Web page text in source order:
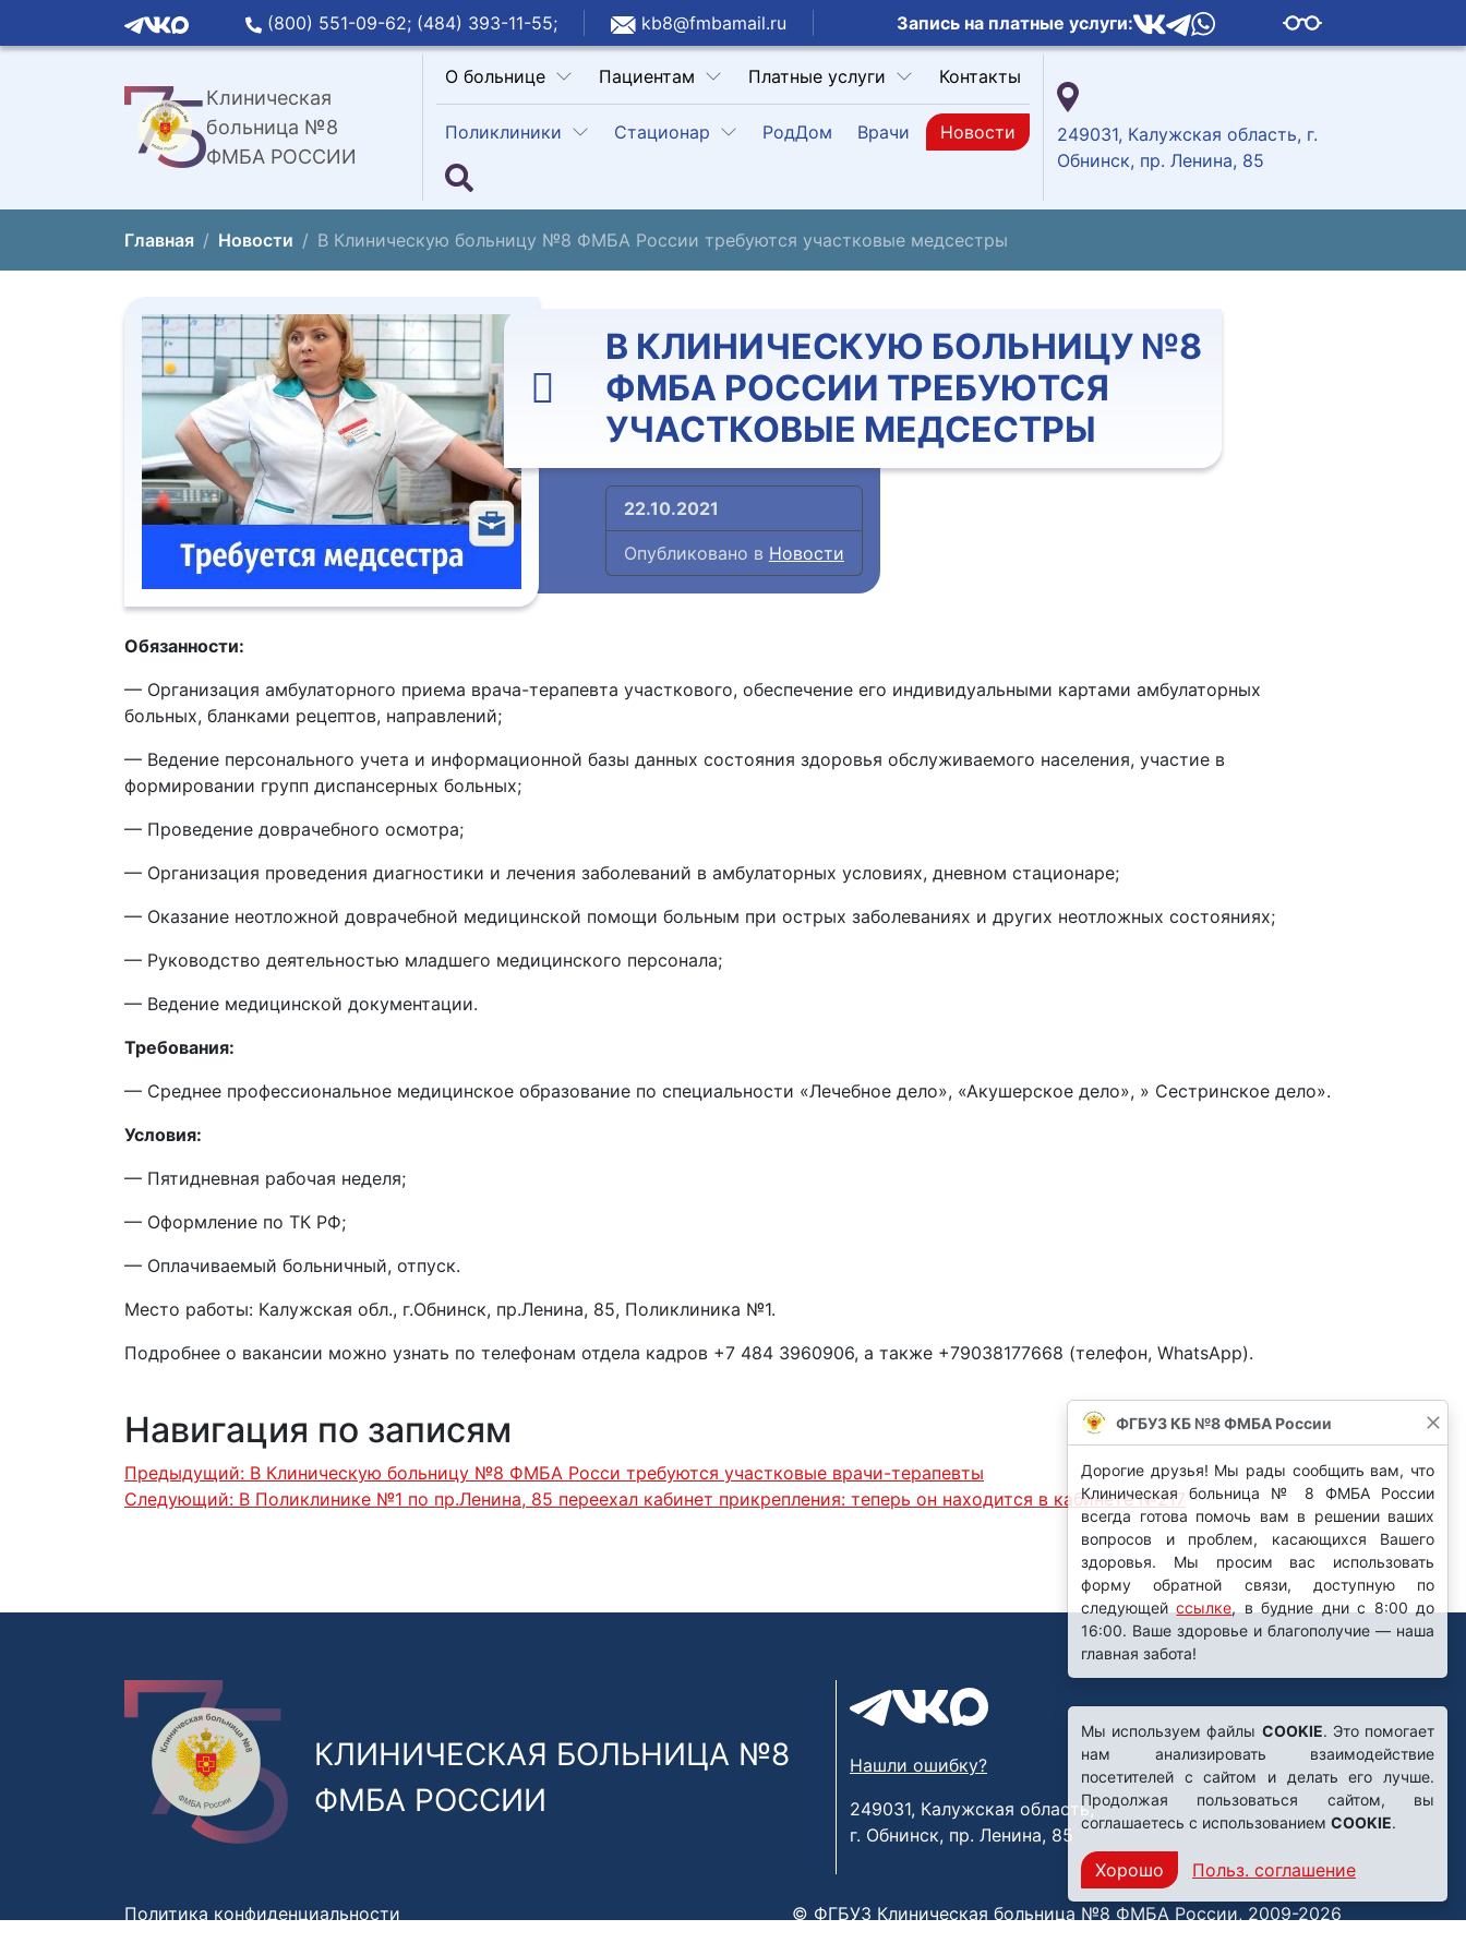
(800) 551-09-62; (484) 393-11-55; kb8@fmbamail.ru Запись на платные услуги:
Клиническая
больница №8
ФМБА РОССИИ
О больнице Пациентам Платные услуги Контакты
Поликлиники Стационар РодДом Врачи Новости
249031, Калужская область, г.
Обнинск, пр. Ленина, 85
Главная Новости В Клиническую больницу №8 ФМБА России требуются участковые медсестры
В КЛИНИЧЕСКУЮ БОЛЬНИЦУ №8
ФМБА РОССИИ ТРЕБУЮТСЯ
УЧАСТКОВЫЕ МЕДСЕСТРЫ
22.10.2021
Опубликовано в Новости
Обязанности:
— Организация амбулаторного приема врача-терапевта участкового, обеспечение его индивидуальными картами амбулаторных
больных, бланками рецептов, направлений;
— Ведение персонального учета и информационной базы данных состояния здоровья обслуживаемого населения, участие в
формировании групп диспансерных больных;
— Проведение доврачебного осмотра;
— Организация проведения диагностики и лечения заболеваний в амбулаторных условиях, дневном стационаре;
— Оказание неотложной доврачебной медицинской помощи больным при острых заболеваниях и других неотложных состояниях;
— Руководство деятельностью младшего медицинского персонала;
— Ведение медицинской документации.
Требования:
— Среднее профессиональное медицинское образование по специальности «Лечебное дело», «Акушерское дело», » Сестринское дело».
Условия:
— Пятидневная рабочая неделя;
— Оформление по ТК РФ;
— Оплачиваемый больничный, отпуск.
Место работы: Калужская обл., г.Обнинск, пр.Ленина, 85, Поликлиника №1.
Подробнее о вакансии можно узнать по телефонам отдела кадров +7 484 3960906, а также +79038177668 (телефон, WhatsApp).
Навигация по записям
Предыдущий: В Клиническую больницу №8 ФМБА Росси требуются участковые врачи-терапевты
Следующий: В Поликлинике №1 по пр.Ленина, 85 переехал кабинет прикрепления: теперь он находится в кабинете №217
КЛИНИЧЕСКАЯ БОЛЬНИЦА №8
ФМБА РОССИИ
Нашли ошибку?
249031, Калужская область,
г. Обнинск, пр. Ленина, 85
Политика конфиденциальности
© ФГБУЗ Клиническая больница №8 ФМБА России, 2009-2026
Мы используем файлы COOKIE. Это помогает
нам анализировать взаимодействие
посетителей с сайтом и делать его лучше.
Продолжая пользоваться сайтом, вы
соглашаетесь с использованием COOKIE.
Хорошо Польз. соглашение